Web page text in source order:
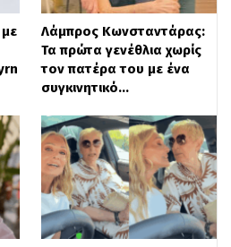
Μαλλιαρός
να
του, ωστόσο το
τον 22χρονο. Ο
τις
όλη τη διάρκεια της
νοσοκομείο, όπου
με
Λάμπρος Κωνσταντάρας:
Τα πρώτα γενέθλια χωρίς
τον πατέρα του με ένα
συγκινητικό…